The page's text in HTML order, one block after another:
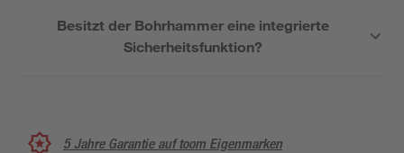
Besitzt der Bohrhammer eine integrierte
Sicherheitsfunktion?
5 Jahre Garantie auf toom Eigenmarken